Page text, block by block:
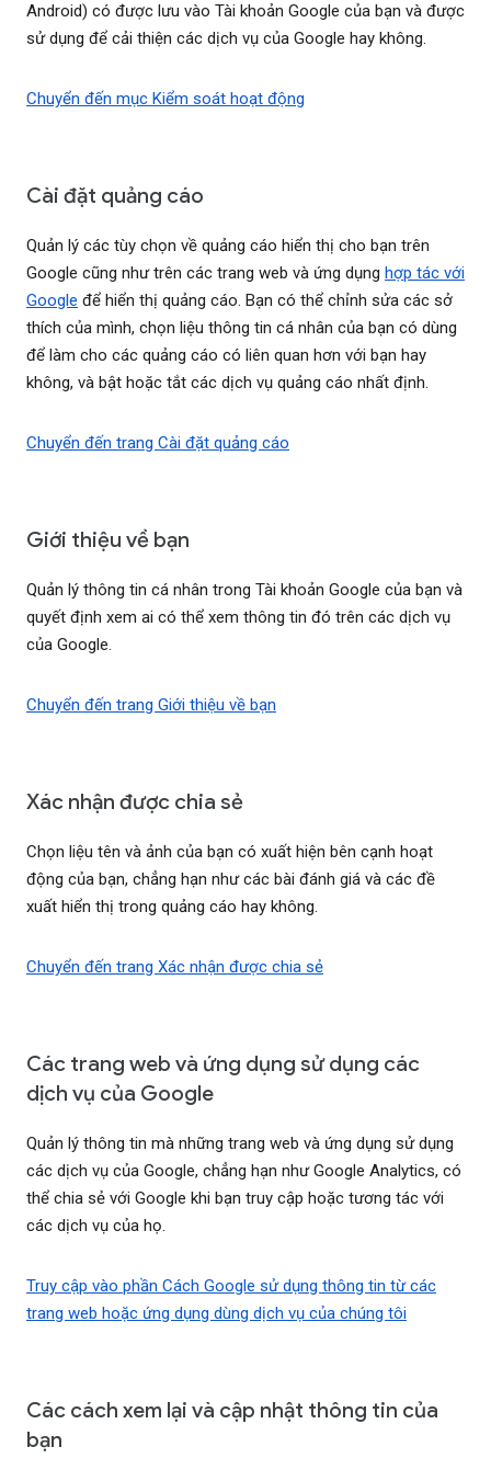
Android) có được lưu vào Tài khoản Google của bạn và được
sử dụng để cải thiện các dịch vụ của Google hay không.
Chuyển đến mục Kiểm soát hoạt động
Cài đặt quảng cáo
Quản lý các tùy chọn về quảng cáo hiển thị cho bạn trên
Google cũng như trên các trang web và ứng dụng hợp tác với
Google để hiển thị quảng cáo. Bạn có thể chỉnh sửa các sở
thích của mình, chọn liệu thông tin cá nhân của bạn có dùng
để làm cho các quảng cáo có liên quan hơn với bạn hay
không, và bật hoặc tắt các dịch vụ quảng cáo nhất định.
Chuyển đến trang Cài đặt quảng cáo
Giới thiệu về bạn
Quản lý thông tin cá nhân trong Tài khoản Google của bạn và
quyết định xem ai có thể xem thông tin đó trên các dịch vụ
của Google.
Chuyển đến trang Giới thiệu về bạn
Xác nhận được chia sẻ
Chọn liệu tên và ảnh của bạn có xuất hiện bên cạnh hoạt
động của bạn, chẳng hạn như các bài đánh giá và các đề
xuất hiển thị trong quảng cáo hay không.
Chuyển đến trang Xác nhận được chia sẻ
Các trang web và ứng dụng sử dụng các
dịch vụ của Google
Quản lý thông tin mà những trang web và ứng dụng sử dụng
các dịch vụ của Google, chẳng hạn như Google Analytics, có
thể chia sẻ với Google khi bạn truy cập hoặc tương tác với
các dịch vụ của họ.
Truy cập vào phần Cách Google sử dụng thông tin từ các
trang web hoặc ứng dụng dùng dịch vụ của chúng tôi
Các cách xem lại và cập nhật thông tin của
bạn